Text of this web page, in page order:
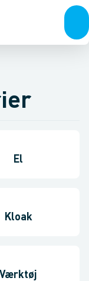
El
Kloak
Værktøj